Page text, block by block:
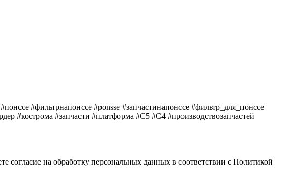
#фильтрнапонссе #ponsse #запчастинапонссе #фильтр_для_понссе
#кострома #запчасти #платформа #C5 #C4 #производствозапчастей
на обработку персональных данных в соответствии с Политикой